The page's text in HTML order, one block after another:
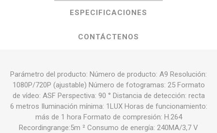
ESPECIFICACIONES
CONTÁCTENOS
Parámetro del producto: Número de producto: A9 Resolución:
1080P/720P (ajustable) Número de fotogramas: 25 Formato
de vídeo: ASF Perspectiva: 90 ° Distancia de detección: recta
6 metros Iluminación mínima: 1LUX Horas de funcionamiento:
más de 1 hora Formato de compresión: H.264
Recordingrange:5m ² Consumo de energía: 240MA/3,7 V